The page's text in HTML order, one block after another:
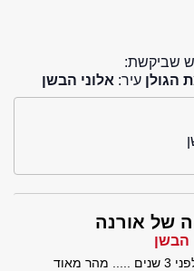
שביקשת:
הגולן עיר: אלוני הבשן
של אורנה
הבשן
זה התחיל לפני 3 שנים ..... מהר מאוד